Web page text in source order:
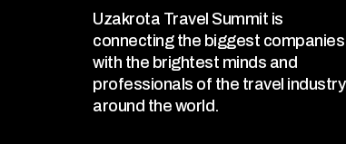
Uzakrota Travel Summit is
connecting the biggest companies
with the brightest minds and
professionals of the travel industry
around the world.